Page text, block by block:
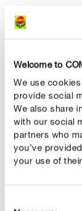
Welcome to
We use
provide social
We also share
with our social
partners who
you’ve
your use of
Für die
niedrig
Kübel sollte
Taglilien